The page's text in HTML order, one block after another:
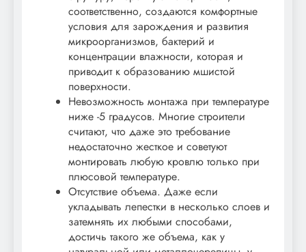
соответственно, создаются комфортные
условия для зарождения и развития
микроорганизмов, бактерий и
концентрации влажности, которая и
приводит к образованию мшистой
поверхности.
Невозможность монтажа при температуре
ниже -5 градусов. Многие строители
считают, что даже это требование
недостаточно жесткое и советуют
монтировать любую кровлю только при
плюсовой температуре.
Отсутствие объема. Даже если
укладывать лепестки в несколько слоев и
затемнять их любыми способами,
достичь такого же объема, как у